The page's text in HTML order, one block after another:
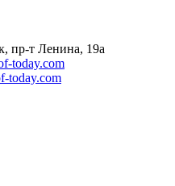
пр-т Ленина, 19а
today.com
today.com